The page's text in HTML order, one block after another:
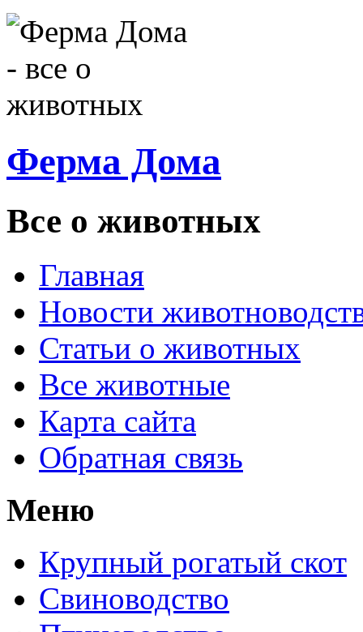
Ферма Дома
Все о животных
Главная
Новости
Статьи о животных
Все животные
Карта сайта
Обратная связь
Меню
Крупный рогатый скот
Свиноводство